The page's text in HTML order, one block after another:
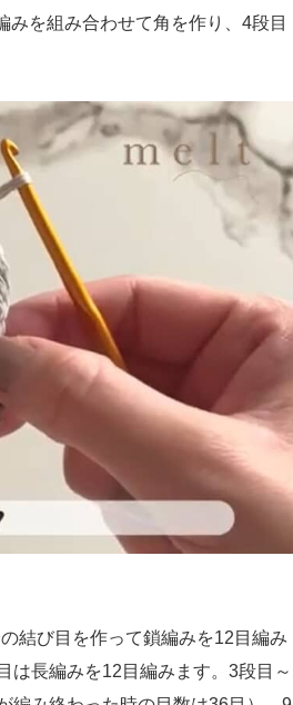
を組み合わせて角を作り、4段目
結び目を作って鎖編みを12目編み
は長編みを12目編みます。3段目～